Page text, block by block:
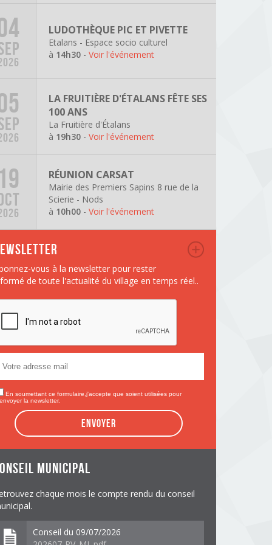
LUDOTHÈQUE PIC ET PIVETTE
Etalans - Espace socio culturel
à 14h30 -Voir l'événement
LA FRUITIÈRE D'ÉTALANS FÊTE SES
100 ANS
La Fruitière d'Étalans
à 19h30 -Voir l'événement
RÉUNION CARSAT
Mairie des Premiers Sapins 8 rue de la
Scierie - Nods
à 10h00 -Voir l'événement
vous à la newsletter pour rester
de toute l'actualité du village en temps réel..
En soumettant ce formulaire,j'accepte que soient utilisées pour
la newsletter.
Envoyer
municipal
chaque mois le compte rendu du conseil
Conseil du 09/07/2026